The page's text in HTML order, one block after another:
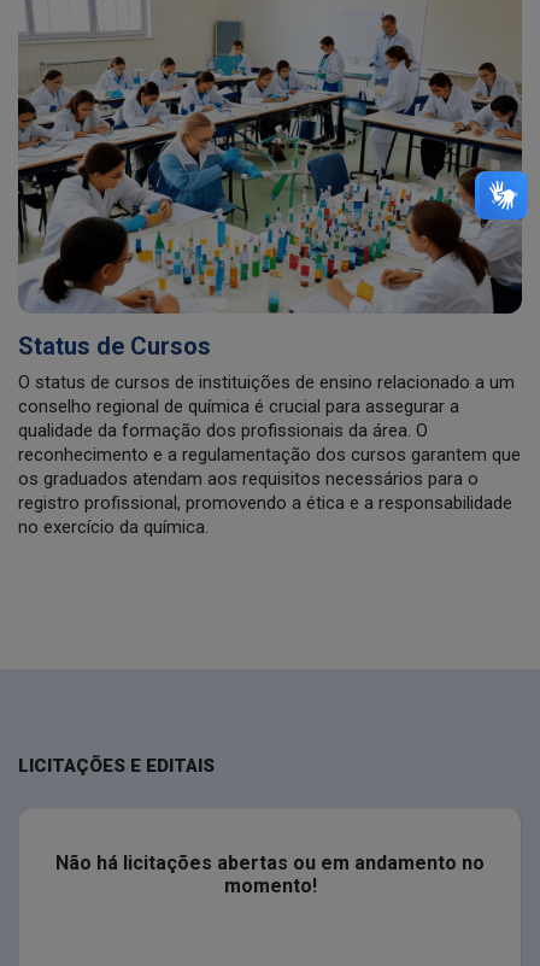
Status de Cursos
O status de cursos de instituições de ensino relacionado a um
conselho regional de química é crucial para assegurar a
qualidade da formação dos profissionais da área. O
reconhecimento e a regulamentação dos cursos garantem que
os graduados atendam aos requisitos necessários para o
registro profissional, promovendo a ética e a responsabilidade
no exercício da química.
LICITAÇÕES E EDITAIS
Não há licitações abertas ou em andamento no
momento!